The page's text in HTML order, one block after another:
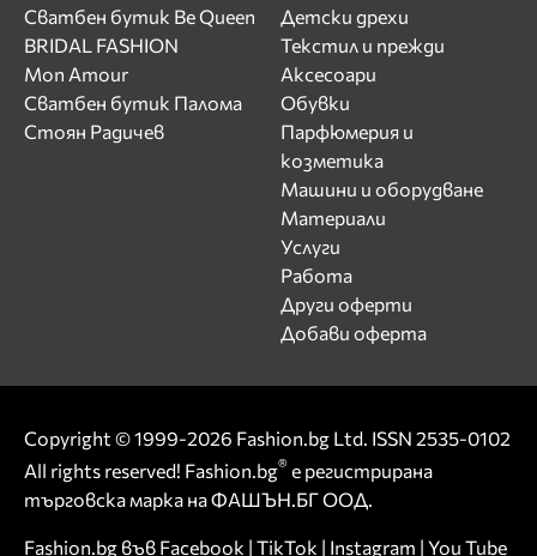
Сватбен бутик Be Queen
BRIDAL FASHION
Mon Amour
Сватбен бутик Палома
Стоян Радичев
Детски дрехи
Текстил и прежди
Аксесоари
Обувки
Парфюмерия и
козметика
Машини и оборудване
Материали
Услуги
Работа
Други оферти
Добави оферта
Copyright © 1999-2026 Fashion.bg Ltd. ISSN 2535-0102
All rights reserved! Fashion.bg® е регистрирана
търговска марка на ФАШЪН.БГ ООД.
Fashion.bg във Facebook | TikTok | Instagram | You Tube